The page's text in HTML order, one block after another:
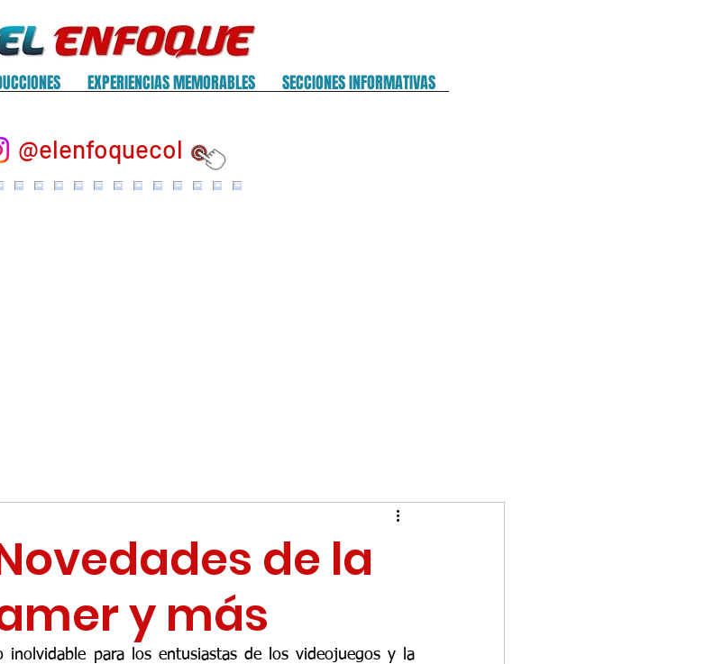
EXPERIENCIAS MEMORABLES SECCIONES INFORMATIVAS
@elenfoquecol
de la
y más
inolvidable para los entusiastas de los videojuegos y la